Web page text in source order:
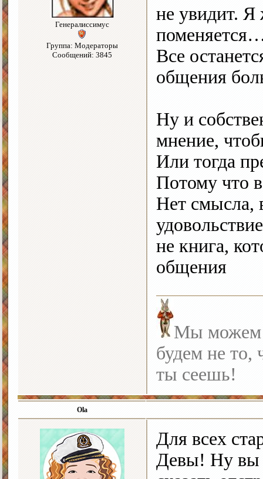
Генералиссимус
Группа: Модераторы
Сообщений: 3845
не увидит. Я
Все
общения
Ну и
мнение,
Или тогда
Потому что
Нет смысла,
не книга,
общения
Мы можем
будем не то,
ты сеешь!
Ola
Для всех
Девы! Ну вы